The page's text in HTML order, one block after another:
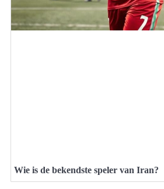
Wie is de bekendste speler van Iran?